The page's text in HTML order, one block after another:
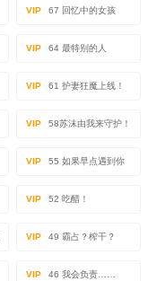
VIP 67 回忆中的女孩
VIP 64 最特别的人
VIP 61 护妻狂魔上线！
VIP 58苏沫由我来守护！
VIP 55 如果早点遇到你
VIP 52 吃醋！
VIP 49 霸占？榨干？
VIP 46 我会负责……